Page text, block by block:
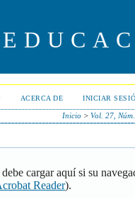
ACERCA DE INICIAR
Inicio >Vol. 27,
cargar aquí si su
Reader).